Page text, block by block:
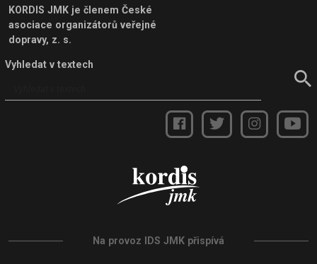
KORDIS JMK je členem České
asociace organizátorů veřejné
dopravy, z. s.
Vyhledat v textech
Na provoz IDS JMK přispívá